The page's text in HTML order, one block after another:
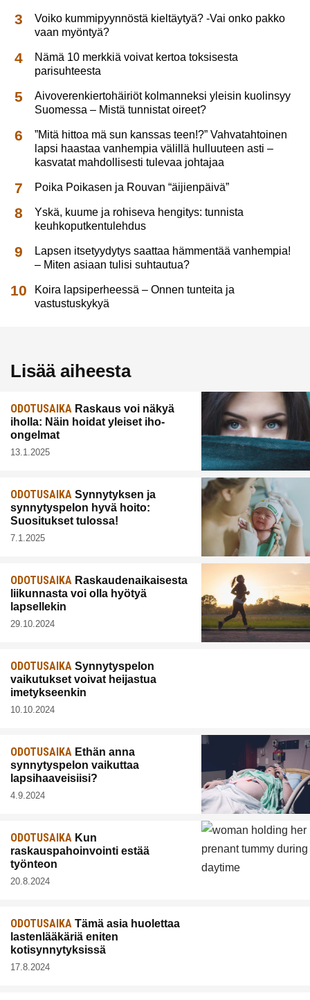
Voiko kummipyynnöstä kieltäytyä? -Vai onko pakko
vaan myöntyä?
Nämä 10 merkkiä voivat kertoa toksisesta
parisuhteesta
Aivoverenkiertohäiriöt kolmanneksi yleisin kuolinsyy
Suomessa – Mistä tunnistat oireet?
”Mitä hittoa mä sun kanssas teen!?” Vahvatahtoinen
lapsi haastaa vanhempia välillä hulluuteen asti –
kasvatat mahdollisesti tulevaa johtajaa
Poika Poikasen ja Rouvan “äijienpäivä”
Yskä, kuume ja rohiseva hengitys: tunnista
keuhkoputkentulehdus
Lapsen itsetyydytys saattaa hämmentää vanhempia!
– Miten asiaan tulisi suhtautua?
Koira lapsiperheessä – Onnen tunteita ja
vastustuskykyä
Lisää aiheesta
ODOTUSAIKA Raskaus voi näkyä
iholla: Näin hoidat yleiset iho-
ongelmat
13.1.2025
ODOTUSAIKA Synnytyksen ja
synnytyspelon hyvä hoito:
Suositukset tulossa!
7.1.2025
ODOTUSAIKA Raskaudenaikaisesta
liikunnasta voi olla hyötyä
lapsellekin
29.10.2024
ODOTUSAIKA Synnytyspelon
vaikutukset voivat heijastua
imetykseenkin
10.10.2024
ODOTUSAIKA Ethän anna
synnytyspelon vaikuttaa
lapsihaaveisiisi?
4.9.2024
ODOTUSAIKA Kun
raskauspahoinvointi estää
työnteon
20.8.2024
ODOTUSAIKA Tämä asia huolettaa
lastenlääkäriä eniten
kotisynnytyksissä
17.8.2024